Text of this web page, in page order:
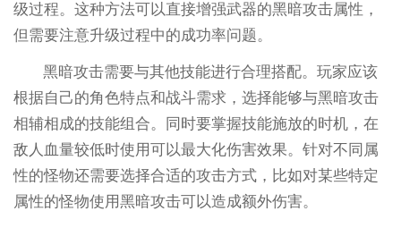
级过程。这种方法可以直接增强武器的黑暗攻击属性，
但需要注意升级过程中的成功率问题。
黑暗攻击需要与其他技能进行合理搭配。玩家应该
根据自己的角色特点和战斗需求，选择能够与黑暗攻击
相辅相成的技能组合。同时要掌握技能施放的时机，在
敌人血量较低时使用可以最大化伤害效果。针对不同属
性的怪物还需要选择合适的攻击方式，比如对某些特定
属性的怪物使用黑暗攻击可以造成额外伤害。